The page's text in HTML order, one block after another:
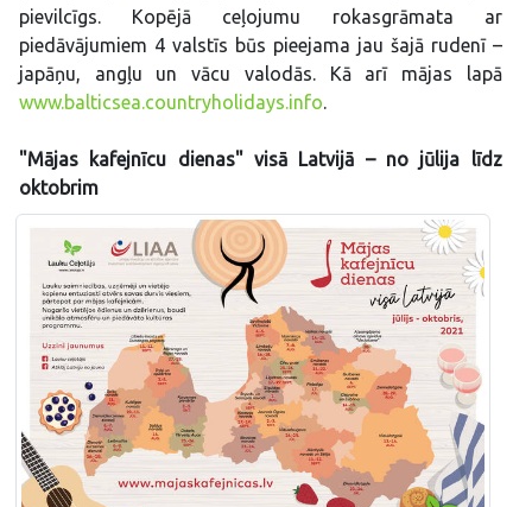
pievilcīgs. Kopējā ceļojumu rokasgrāmata ar
piedāvājumiem 4 valstīs būs pieejama jau šajā rudenī –
japāņu, angļu un vācu valodās. Kā arī mājas lapā
www.balticsea.countryholidays.info.
"Mājas kafejnīcu dienas" visā Latvijā – no jūlija līdz
oktobrim